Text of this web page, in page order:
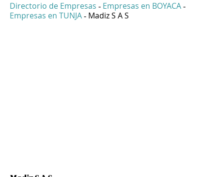
Directorio de Empresas - Empresas en BOYACA -
Empresas en TUNJA - Madiz S A S